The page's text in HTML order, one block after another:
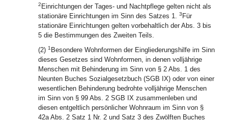
2 Einrichtungen der Tages- und Nachtpflege gelten nicht als
stationäre Einrichtungen im Sinn des Satzes 1. 3 Für
stationäre Einrichtungen gelten vorbehaltlich der Abs. 3 bis
5 die Bestimmungen des Zweiten Teils.
(2) 1 Besondere Wohnformen der Eingliederungshilfe im Sinn
dieses Gesetzes sind Wohnformen, in denen volljährige
Menschen mit Behinderung im Sinn von § 2 Abs. 1 des
Neunten Buches Sozialgesetzbuch (SGB IX) oder von einer
wesentlichen Behinderung bedrohte volljährige Menschen
im Sinn von § 99 Abs. 2 SGB IX zusammenleben und
diesen entgeltlich persönlicher Wohnraum im Sinn von §
42a Abs. 2 Satz 1 Nr. 2 und Satz 3 des Zwölften Buches